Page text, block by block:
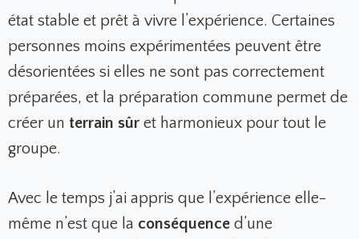
état stable et prêt à vivre l’expérience. Certaines
personnes moins expérimentées peuvent être
désorientées si elles ne sont pas correctement
préparées, et la préparation commune permet de
créer un terrain sûr et harmonieux pour tout le
groupe.
Avec le temps j’ai appris que l’expérience elle-
même n’est que la conséquence d’une